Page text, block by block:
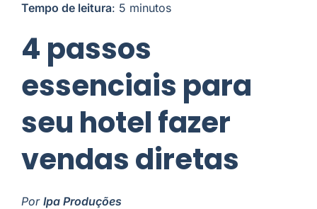
Tempo de leitura: 5 minutos
4 passos
essenciais para
seu hotel fazer
vendas diretas
Por Ipa Produções